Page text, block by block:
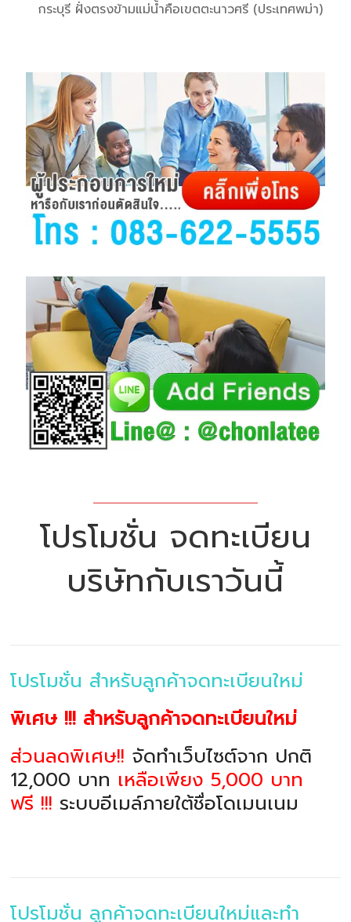
กระบุรี ฝั่งตรงข้ามแม่น้ำคือเขตตะนาวศรี (ประเทศพม่า)
โปรโมชั่น จดทะเบียน
บริษัทกับเราวันนี้
โปรโมชั่น สำหรับลูกค้าจดทะเบียนใหม่
พิเศษ !!! สำหรับลูกค้าจดทะเบียนใหม่
ส่วนลดพิเศษ!! จัดทำเว็บไซต์จาก ปกติ
12,000 บาท เหลือเพียง 5,000 บาท
ฟรี !!! ระบบอีเมล์ภายใต้ชื่อโดเมนเนม
โปรโมชั่น ลูกค้าจดทะเบียนใหม่และทำ